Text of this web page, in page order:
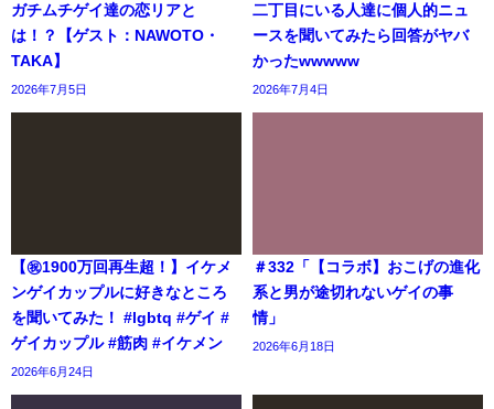
ガチムチゲイ達の恋リアと
は！？【ゲスト：NAWOTO・
TAKA】
2026年7月5日
二丁目にいる人達に個人的ニュ
ースを聞いてみたら回答がヤバ
かったwwwww
2026年7月4日
【㊗️1900万回再生超！】イケメ
ンゲイカップルに好きなところ
を聞いてみた！ #lgbtq #ゲイ #
ゲイカップル #筋肉 #イケメン
2026年6月24日
＃332「【コラボ】おこげの進化
系と男が途切れないゲイの事
情」
2026年6月18日